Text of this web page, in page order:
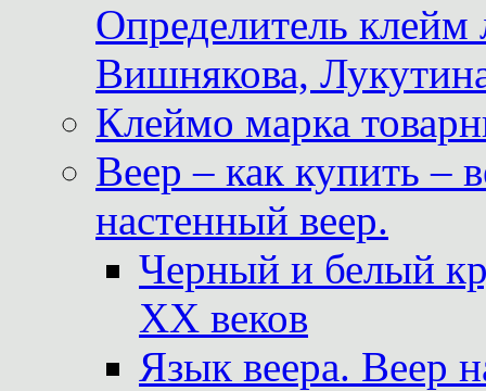
Определитель
Вишнякова,
Клеймо марка
Веер – как купить –
настенный веер.
Черный и белый
XX веков
Язык веера. Веер